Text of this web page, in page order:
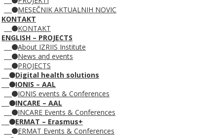
MESEČNIK AKTUALNIH NOVIC
KONTAKT
KONTAKT
ENGLISH – PROJECTS
About IZRIIS Institute
News and events
PROJECTS
Digital health solutions
IONIS – AAL
IONIS events & Conferences
INCARE – AAL
INCARE Events & Conferences
ERMAT – Erasmus+
ERMAT Events & Conferences